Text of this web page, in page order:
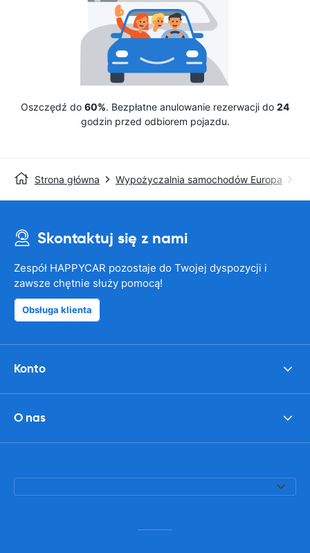
Oszczędź do 60%. Bezpłatne anulowanie rezerwacji do 24
godzin przed odbiorem pojazdu.
Strona główna Wypożyczalnia samochodów Europa
Skontaktuj się z nami
Zespół HAPPYCAR pozostaje do Twojej dyspozycji i
zawsze chętnie służy pomocą!
Obsługa klienta
Konto
O nas